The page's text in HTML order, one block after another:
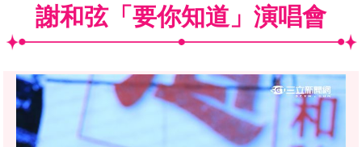
謝和弦「要你知道」演唱會